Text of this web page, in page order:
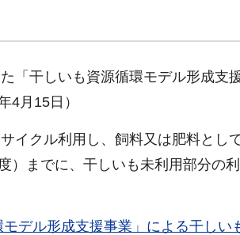
「干しいも資源循環モデル形成支
4月15日）
イクル利用し、飼料又は肥料とし
）までに、干しいも未利用部分の
デル形成支援事業」による干しい